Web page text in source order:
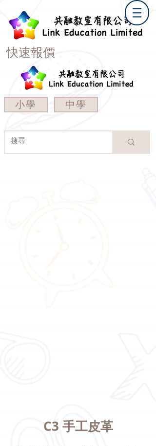
快速報價
小學 中學
C3 手工皮革